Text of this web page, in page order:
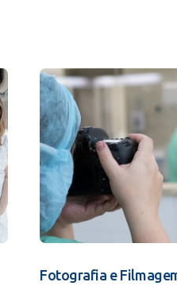
Fotografia e